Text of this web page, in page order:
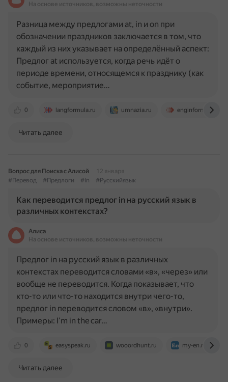
На основе источников, возможны неточности
0 langformula.ru umnazia.ru enginform.com
Разница между предлогами at, in и on при
обозначении праздников заключается в том, что
каждый из них указывает на определённый аспект:
Предлог at используется, когда речь идёт о
периоде времени, относящемся к празднику (как
событие, мероприятие…
Читать далее
Вопрос для Поиска с Алисой
12 января
#Перевод
#Предлоги #In #Русскийязык
Как переводится предлог in на русский язык в
различных контекстах?
Алиса
На основе источников, возможны неточности
0 easyspeak.ru wooordhunt.ru my-en.ru
Предлог in на русский язык в различных
контекстах переводится словами «в», «через» или
вообще не переводится. Когда показывает, что
кто-то или что-то находится внутри чего-то,
предлог in переводится словом «в», «внутри».
Примеры: I’m in the car…
Читать далее